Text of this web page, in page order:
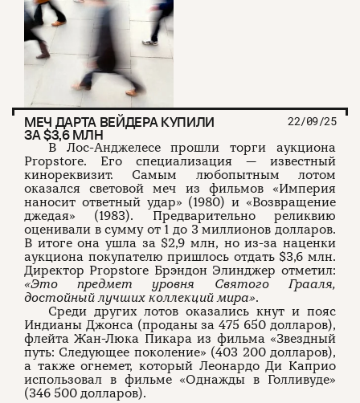
МЕЧ ДАРТА ВЕЙДЕРА КУПИЛИ
ЗА $3,6 МЛН
22/09/25
В Лос-Анджелесе прошли торги аукциона
Propstore. Его специализация — известный
кинореквизит. Самым любопытным лотом
оказался световой меч из фильмов «Империя
наносит ответный удар» (1980) и «Возвращение
джедая» (1983). Предварительно реликвию
оценивали в сумму от 1 до 3 миллионов долларов.
В итоге она ушла за $2,9 млн, но из-за наценки
аукциона покупателю пришлось отдать $3,6 млн.
Директор Propstore Брэндон Элинджер отметил:
«Это предмет уровня Святого Грааля,
достойный лучших коллекций мира».
Среди других лотов оказались кнут и пояс
Индианы Джонса (проданы за 475 650 долларов),
флейта Жан-Люка Пикара из фильма «Звездный
путь: Следующее поколение» (403 200 долларов),
а также огнемет, который Леонардо Ди Каприо
использовал в фильме «Однажды в Голливуде»
(346 500 долларов).